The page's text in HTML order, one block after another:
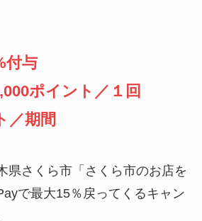
付与
ポイント／１回
／期間
県さくら市「さくら市のお店を
で最大15％戻ってくるキャン